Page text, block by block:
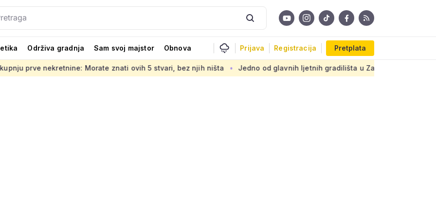
Održiva gradnja Sam svoj majstor Obnova Prijava Registracija Pretplata
Morate znati ovih 5 stvari, bez njih ništa Jedno od glavnih ljetnih gradilišta u Zagrebu: Novi armirani beton na